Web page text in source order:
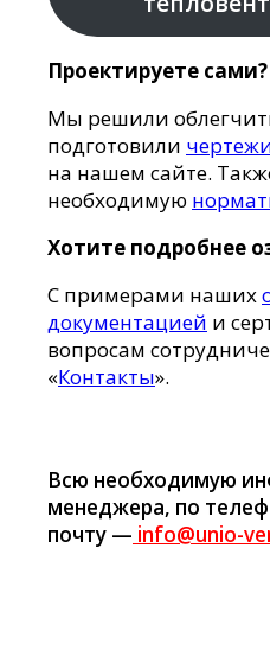
Проектируете сами?
Мы решили
подготовили
на нашем сайте.
необходимую
Хотите подробнее
С примерами наших
документацией и
вопросам
«Контакты».
Всю необходимую
менеджера, по
почту — info@unio-